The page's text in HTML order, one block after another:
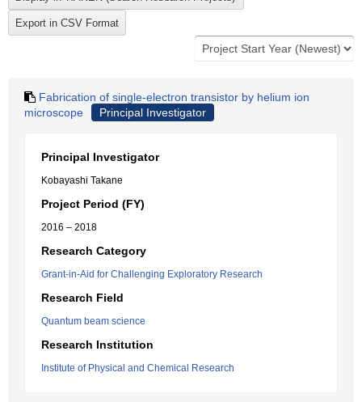
Fabrication of single-electron transistor by helium ion
microscope
Principal Investigator
Principal Investigator
Kobayashi Takane
Project Period (FY)
2016 – 2018
Research Category
Grant-in-Aid for Challenging Exploratory Research
Research Field
Quantum beam science
Research Institution
Institute of Physical and Chemical Research